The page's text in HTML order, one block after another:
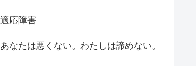
適応障害
あなたは悪くない。わたしは諦めない。